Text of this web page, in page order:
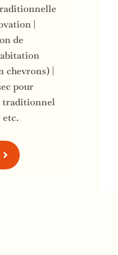
|
de
chevrons) |
pour
traditionnel